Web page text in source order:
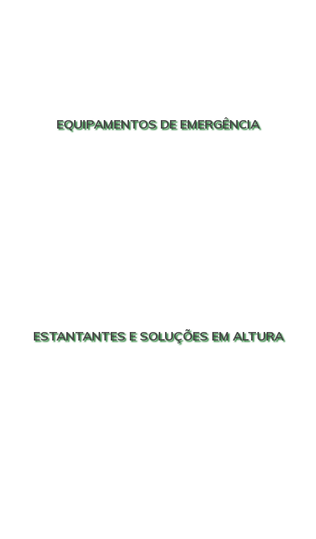
EQUIPAMENTOS DE EMERGÊNCIA
ESTANTANTES E SOLUÇÕES EM ALTURA